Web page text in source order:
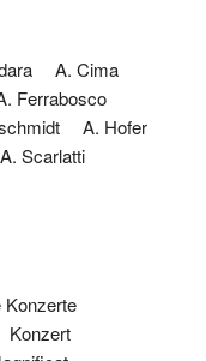
A. Cima
Ferrabosco
A. Hofer
A. Scarlatti
Konzerte
Konzert